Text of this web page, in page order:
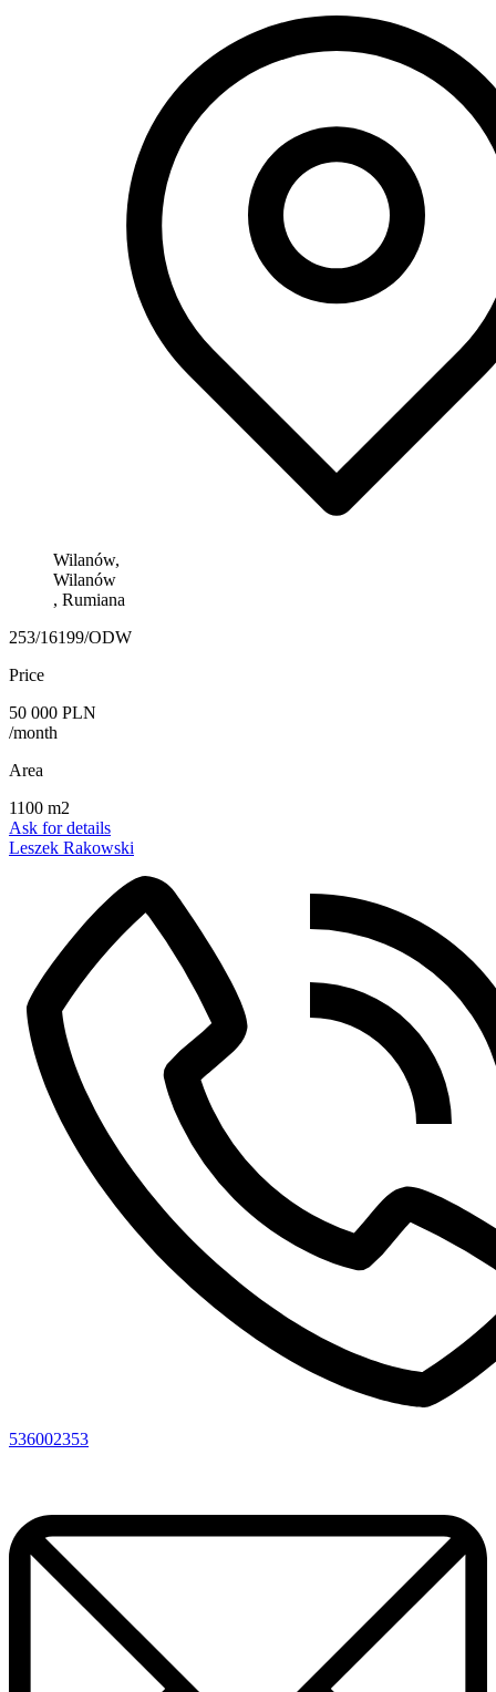
Wilanów,
Wilanów
, Rumiana
253/16199/ODW
Price
50 000 PLN
/month
Area
1100 m2
Ask for details
Leszek Rakowski
536002353